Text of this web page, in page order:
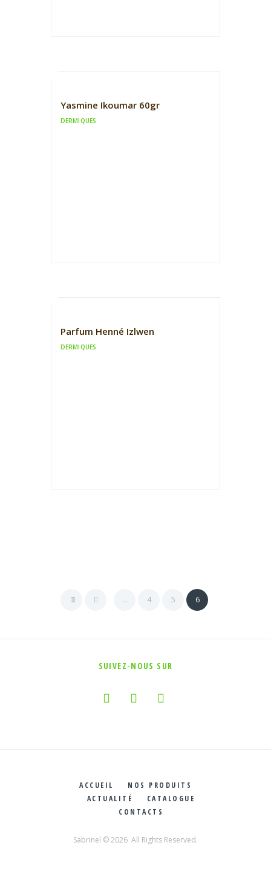
Yasmine Ikoumar 60gr
DERMIQUES
Parfum Henné Izlwen
DERMIQUES
… 4 5 6
SUIVEZ-NOUS SUR
ACCUEIL
NOS PRODUITS
ACTUALITÉ
CATALOGUE
CONTACTS
Sabrinel © 2026 All Rights Reserved.